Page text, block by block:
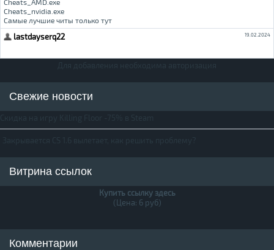
Свежие новости
Витрина ссылок
Купить ссылку здесь
(Цена: 6 руб)
Комментарии